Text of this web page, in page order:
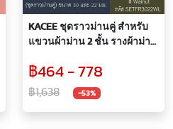
KACEE ชุดราวม่านคู่ สำหรับ
แขวนผ้าม่าน 2 ชั้น รางผ้าม่าน
ลายไม้ 2 ชั้น รุ่น FR30+22 สี
Walnut
฿464 - 778
฿1,638 -53%